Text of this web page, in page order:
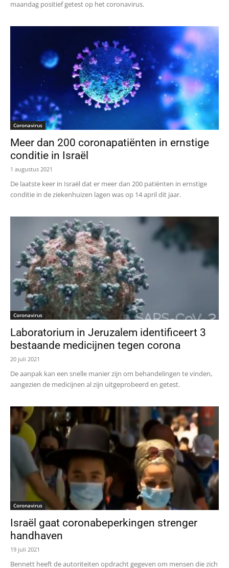
maandag positief getest op het coronavirus.
Coronavirus
Meer dan 200 coronapatiënten in ernstige
conditie in Israël
1 augustus 2021
De laatste keer in Israël dat er meer dan 200 patiënten in ernstige
conditie in de ziekenhuizen lagen was op 14 april dit jaar.
Coronavirus
Laboratorium in Jeruzalem identificeert 3
bestaande medicijnen tegen corona
20 juli 2021
De aanpak kan een snelle manier zijn om behandelingen te vinden,
aangezien de medicijnen al zijn uitgeprobeerd en getest.
Coronavirus
Israël gaat coronabeperkingen strenger
handhaven
19 juli 2021
Bennett heeft de autoriteiten opdracht gegeven om mensen die zich